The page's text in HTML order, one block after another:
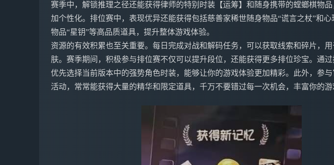
赛季中，解锁推理之径还能获得律师的特别时装【运筹】和随身携带的螳螂棋物
加个性化。排位赛中，表现优异还能获得包括慈善家稀世随身物品“谎言之杖”和心
物品“星钥”等高品质道具，提升整体游戏体验。
资源的有效积累也至关重要。每日完成对战和解码任务，可以获取线索和碎片，
肤。赛季期间，积极参与排位赛不仅可以提升段位，还能获得更多排位珍宝。通过
优先选择当前版本中的强势角色时装，能够让你的游戏体验更加精彩。此外，参
活动，常常能获得大量的精华和限定道具，千万不要错过每一次机会，丰富你的游